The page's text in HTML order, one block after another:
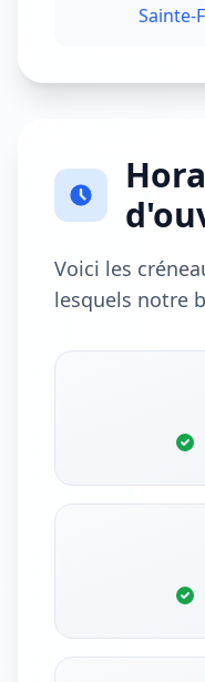
Sainte-
Voici les
lesquels notre